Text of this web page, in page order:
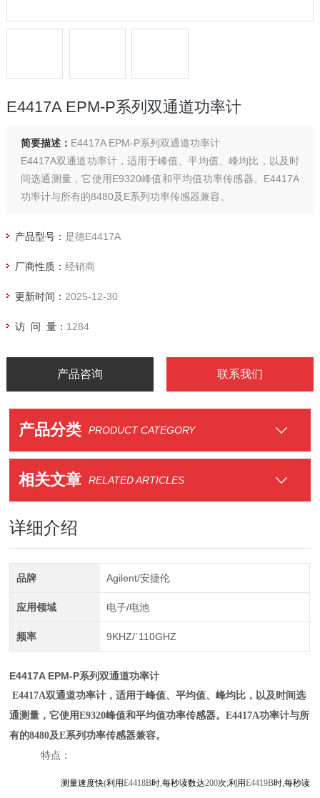
E4417A EPM-P系列双通道功率计
简要描述： E4417A EPM-P系列双通道功率计
E4417A双通道功率计，适用于峰值、平均值、峰均比，以及时
间选通测量，它使用E9320峰值和平均值功率传感器。E4417A
功率计与所有的8480及E系列功率传感器兼容。
产品型号： 是德E4417A
厂商性质： 经销商
更新时间： 2025-12-30
访 问 量： 1284
产品咨询 联系我们
产品分类 PRODUCT CATEGORY
相关文章 RELATED ARTICLES
详细介绍
品牌 Agilent/安捷伦
应用领域 电子/电池
频率 9KHZ/`110GHZ
E4417A EPM-P系列双通道功率计
E4417A双通道功率计，适用于峰值、平均值、峰均比，以及时间选
通测量，它使用E9320峰值和平均值功率传感器。E4417A功率计与所
有的8480及E系列功率传感器兼容。
特点：
测量速度快(利用E4418B时,每秒读数达200次;利用E4419B时,每秒读